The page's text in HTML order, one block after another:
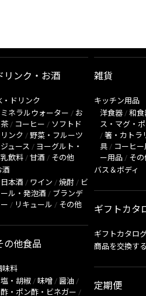
リンク・お酒
・ドリンク
ミネラルウォーター / お
茶 / コーヒー / ソフトド
リンク / 野菜・フルーツ
ジュース / ヨーグルト・
乳飲料 / 甘酒 / その他
酒
日本酒 / ワイン / 焼酎 / ビ
ール・発泡酒 / ブランデ
ー / リキュール / その他
の他食品
味料
塩・胡椒 / 味噌 / 醤油 /
酢・ポン酢・ビネガー /
雑貨
キッチン用品
洋食器 / 和食
ス・マグ・
/ 箸・カトラ
具 / コーヒ
ー用品 / その
バス＆ボディ
ギフトカタ
ギフトカタロ
商品を交換する
定期便